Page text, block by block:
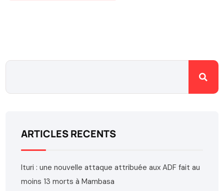
ARTICLES RECENTS
Ituri : une nouvelle attaque attribuée aux ADF fait au
moins 13 morts à Mambasa